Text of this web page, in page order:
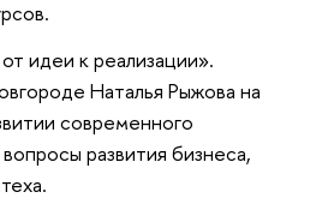
идеи к реализации».
Наталья Рыжова на
современного
развития бизнеса,